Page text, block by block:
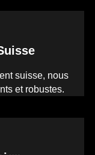
suisse, nous
et robustes.